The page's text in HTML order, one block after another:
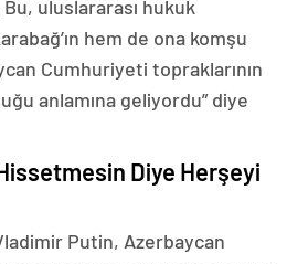
uluslararası hukuk
hem de ona komşu
Cumhuriyeti topraklarının
anlamına geliyordu” diye
Diye Herşeyi
Putin, Azerbaycan